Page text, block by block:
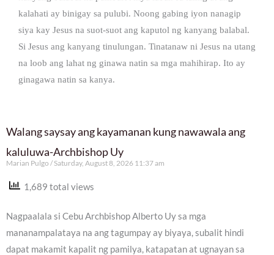
kalahati ay binigay sa pulubi. Noong gabing iyon nanagip
siya kay Jesus na suot-suot ang kaputol ng kanyang balabal.
Si Jesus ang kanyang tinulungan. Tinatanaw ni Jesus na utang
na loob ang lahat ng ginawa natin sa mga mahihirap. Ito ay
ginagawa natin sa kanya.
Walang saysay ang kayamanan kung nawawala ang
kaluluwa-Archbishop Uy
Marian Pulgo Saturday, August 8, 2026 11:37 am
1,689 total views
Nagpaalala si Cebu Archbishop Alberto Uy sa mga
mananampalataya na ang tagumpay ay biyaya, subalit hindi
dapat makamit kapalit ng pamilya, katapatan at ugnayan sa